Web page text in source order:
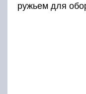
ружьем для